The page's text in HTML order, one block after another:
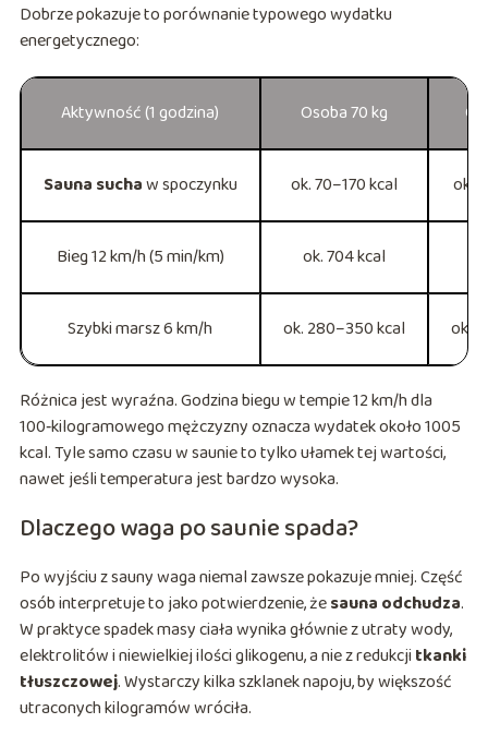
Dobrze pokazuje to porównanie typowego wydatku
energetycznego:
Aktywność (1 godzina) Osoba 70 kg
Sauna suchaw spoczynku ok. 70–170 kcal ok.
Bieg 12 km/h (5 min/km) ok. 704 kcal
Szybki marsz 6 km/h ok. 280–350 kcal ok.
Różnica jest wyraźna. Godzina biegu w tempie 12 km/h dla
100‑kilogramowego mężczyzny oznacza wydatek około 1005
kcal. Tyle samo czasu w saunie to tylko ułamek tej wartości,
nawet jeśli temperatura jest bardzo wysoka.
Dlaczego waga po saunie spada?
Po wyjściu z sauny waga niemal zawsze pokazuje mniej. Część
osób interpretuje to jako potwierdzenie, żesauna odchudza.
W praktyce spadek masy ciała wynika głównie z utraty wody,
elektrolitów i niewielkiej ilości glikogenu, a nie z redukcji tkanki
tłuszczowej. Wystarczy kilka szklanek napoju, by większość
utraconych kilogramów wróciła.